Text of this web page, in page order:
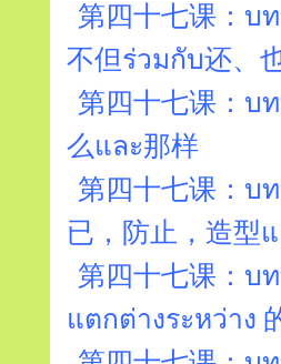
第四十七课：บ
不但ร่วมกับ还、
第四十七课：บ
么และ那样
第四十七课：บ
已，防止，造型
第四十七课：บ
แตกต่างระหว่าง